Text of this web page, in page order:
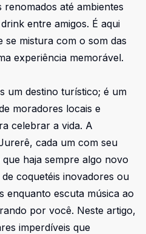
até ambientes
entre amigos. É aqui
se mistura com o som das
experiência memorável.
um destino turístico; é um
moradores locais e
celebrar a vida. A
cada um com seu
haja sempre algo novo
coquetéis inovadores ou
enquanto escuta música ao
por você. Neste artigo,
imperdíveis que